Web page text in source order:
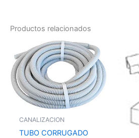
Productos relacionados
CANALIZACION
TUBO CORRUGADO